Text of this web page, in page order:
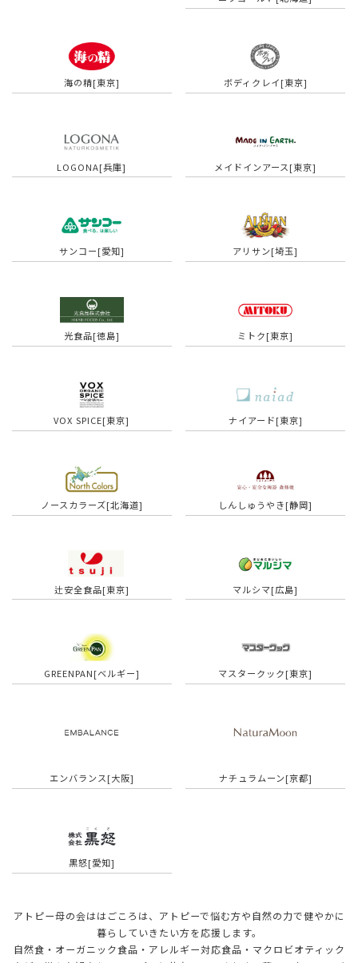
海の精[東京] ボディクレイ[東京]
LOGONA[兵庫] メイドインアース[東京]
サンコー[愛知] アリサン[埼玉]
光食品[徳島] ミトク[東京]
VOX SPICE[東京] ナイアード[東京]
ノースカラーズ[北海道] しんしゅうやき[静岡]
辻安全食品[東京] マルシマ[広島]
GREENPAN[ベルギー] マスタークック[東京]
エンバランス[大阪] ナチュラムーン[京都]
黒怒[愛知]
アトピー母の会ははごころは、アトピーで悩む方や自然の力で健やかに
暮らしていきたい方を応援します。
自然食・オーガニック食品・アレルギー対応食品・マクロビオティック